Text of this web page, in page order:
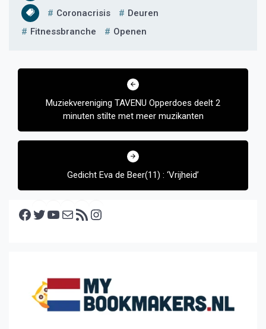
Coronacrisis
Deuren
Fitnessbranche
Openen
Bericht
Muziekvereniging TAVENU Opperdoes deelt 2
minuten stilte met meer muzikanten
Gedicht Eva de Beer(11) : ‘Vrijheid’
Facebook Twitter YouTube E-mail RSS feed